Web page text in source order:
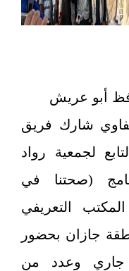
أبو عريش
شارك فريق
لجمعية رواد
(صحتنا في
التعريفي
جازان بحضور
جاري وعدد من